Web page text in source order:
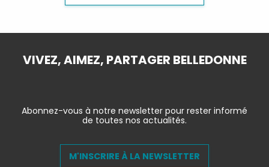
VIVEZ, AIMEZ, PARTAGER BELLEDONNE
Abonnez-vous à notre newsletter pour rester informé
de toutes nos actualités.
M'INSCRIRE À LA NEWSLETTER